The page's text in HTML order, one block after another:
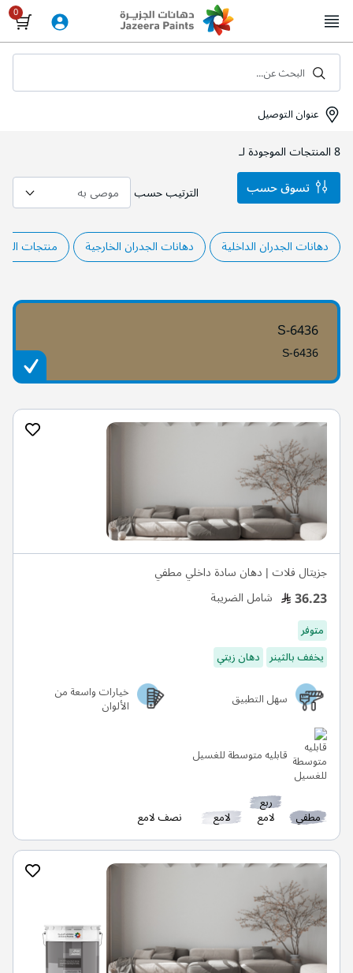
to
Content
عنوان التوصيل
البحث عن...
8المنتجات الموجودة لـ
الترتيب حسب
دهانات الجدران الداخلية دهانات الجدران الخارجية منتجات
S-6436
S-6436
جزيتال فلات | دهان سادة داخلي مطفي
36.23 شامل الضريبة
متوفر
يخفف بالثينر دهان زيتي
سهل التطبيق
خيارات واسعة من
الألوان
قابليه متوسطة للغسيل
مطفي
ربع
لامع لامع نصف لامع
تسوق حسب